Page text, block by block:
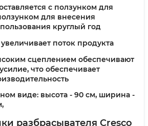
с ползунком для
для внесения
круглый год
поток продукта
сцеплением обеспечивают
что обеспечивает
виде: высота - 90 см, ширина -
разбрасывателя Cresco